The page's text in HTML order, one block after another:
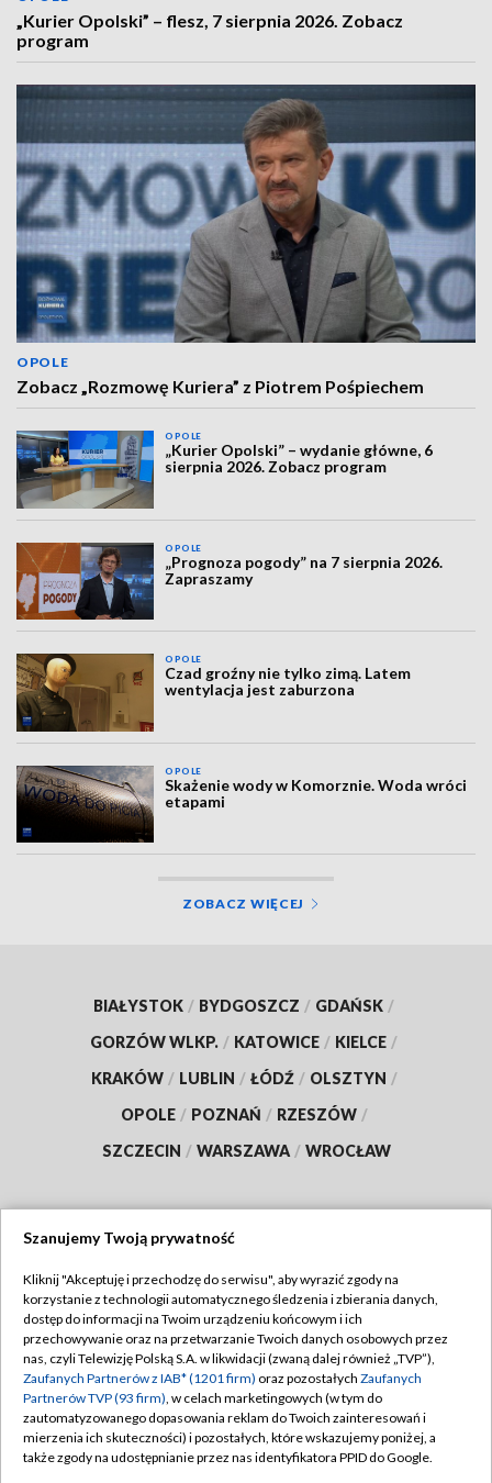
„Kurier Opolski” – flesz, 7 sierpnia 2026. Zobacz
program
OPOLE
Zobacz „Rozmowę Kuriera” z Piotrem Pośpiechem
OPOLE
„Kurier Opolski” – wydanie główne, 6
sierpnia 2026. Zobacz program
OPOLE
„Prognoza pogody” na 7 sierpnia 2026.
Zapraszamy
OPOLE
Czad groźny nie tylko zimą. Latem
wentylacja jest zaburzona
OPOLE
Skażenie wody w Komorznie. Woda wróci
etapami
ZOBACZ WIĘCEJ
BIAŁYSTOK / BYDGOSZCZ / GDAŃSK /
GORZÓW WLKP. / KATOWICE / KIELCE /
KRAKÓW / LUBLIN / ŁÓDŹ / OLSZTYN /
OPOLE / POZNAŃ / RZESZÓW /
SZCZECIN / WARSZAWA / WROCŁAW
TVP
Abonament TVP
Emisja w TVP
Centrum informacji TVP
Naziemna Telewizja Cyfrowa
Regulamin TVP
Polityka prywatności
Moje zgody
Pomoc
Szanujemy Twoją prywatność
Kliknij "Akceptuję i przechodzę do serwisu", aby wyrazić zgody na
korzystanie z technologii automatycznego śledzenia i zbierania danych,
dostęp do informacji na Twoim urządzeniu końcowym i ich
przechowywanie oraz na przetwarzanie Twoich danych osobowych przez
nas, czyli Telewizję Polską S.A. w likwidacji (zwaną dalej również „TVP”),
Zaufanych Partnerów z IAB* (1201 firm) oraz pozostałych Zaufanych
Partnerów TVP (93 firm), w celach marketingowych (w tym do
zautomatyzowanego dopasowania reklam do Twoich zainteresowań i
mierzenia ich skuteczności) i pozostałych, które wskazujemy poniżej, a
także zgody na udostępnianie przez nas identyfikatora PPID do Google.